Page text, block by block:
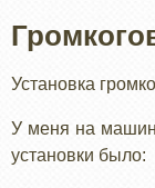
Установка
У меня на
установки было: